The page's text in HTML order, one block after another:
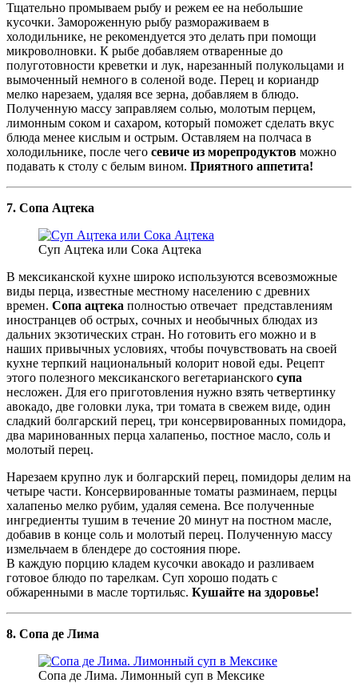
Тщательно промываем рыбу и режем ее на небольшие
кусочки. Замороженную рыбу размораживаем в
холодильнике, не рекомендуется это делать при помощи
микроволновки. К рыбе добавляем отваренные до
полуготовности креветки и лук, нарезанный полукольцами и
вымоченный немного в соленой воде. Перец и кориандр
мелко нарезаем, удаляя все зерна, добавляем в блюдо.
Полученную массу заправляем солью, молотым перцем,
лимонным соком и сахаром, который поможет сделать вкус
блюда менее кислым и острым. Оставляем на полчаса в
холодильнике, после чего севиче из морепродуктов можно
подавать к столу с белым вином. Приятного аппетита!
7. Сопа Ацтека
Суп Ацтека или Сока Ацтека
В мексиканской кухне широко используются всевозможные
виды перца, известные местному населению с древних
времен. Сопа ацтека полностью отвечает представлениям
иностранцев об острых, сочных и необычных блюдах из
дальних экзотических стран. Но готовить его можно и в
наших привычных условиях, чтобы почувствовать на своей
кухне терпкий национальный колорит новой еды. Рецепт
этого полезного мексиканского вегетарианского супа
несложен. Для его приготовления нужно взять четвертинку
авокадо, две головки лука, три томата в свежем виде, один
сладкий болгарский перец, три консервированных помидора,
два маринованных перца халапеньо, постное масло, соль и
молотый перец.
Нарезаем крупно лук и болгарский перец, помидоры делим на
четыре части. Консервированные томаты разминаем, перцы
халапеньо мелко рубим, удаляя семена. Все полученные
ингредиенты тушим в течение 20 минут на постном масле,
добавив в конце соль и молотый перец. Полученную массу
измельчаем в блендере до состояния пюре.
В каждую порцию кладем кусочки авокадо и разливаем
готовое блюдо по тарелкам. Суп хорошо подать с
обжаренными в масле тортильяс. Кушайте на здоровье!
8. Сопа де Лима
Сопа де Лима. Лимонный суп в Мексике